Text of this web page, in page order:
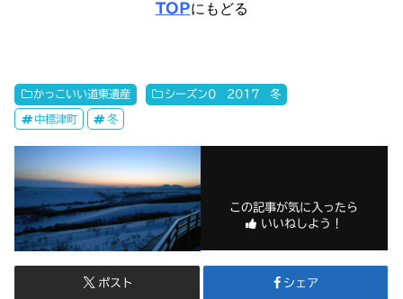
TOPにもどる
かっこいい道東遺産 シーズン0 2017 冬
中標津町 冬
この記事が気に入ったら
いいねしよう！
ポスト シェア